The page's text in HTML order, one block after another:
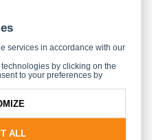
services in accordance with our
by clicking on the
to your preferences by
ALL